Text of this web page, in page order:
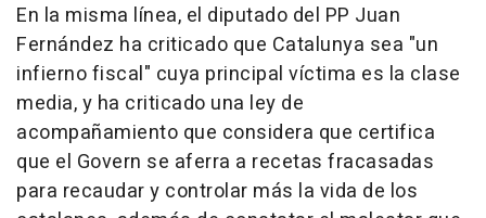
En la misma línea, el diputado del PP Juan
Fernández ha criticado que Catalunya sea "un
infierno fiscal" cuya principal víctima es la clase
media, y ha criticado una ley de
acompañamiento que considera que certifica
que el Govern se aferra a recetas fracasadas
para recaudar y controlar más la vida de los